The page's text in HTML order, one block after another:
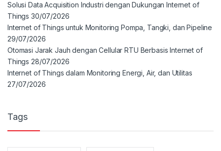
Solusi Data Acquisition Industri dengan Dukungan Internet of
Things 30/07/2026
Internet of Things untuk Monitoring Pompa, Tangki, dan Pipeline
29/07/2026
Otomasi Jarak Jauh dengan Cellular RTU Berbasis Internet of
Things 28/07/2026
Internet of Things dalam Monitoring Energi, Air, dan Utilitas
27/07/2026
Tags